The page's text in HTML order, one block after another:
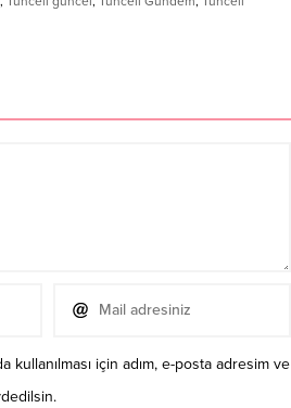
kullanılması için adım, e-posta adresim ve